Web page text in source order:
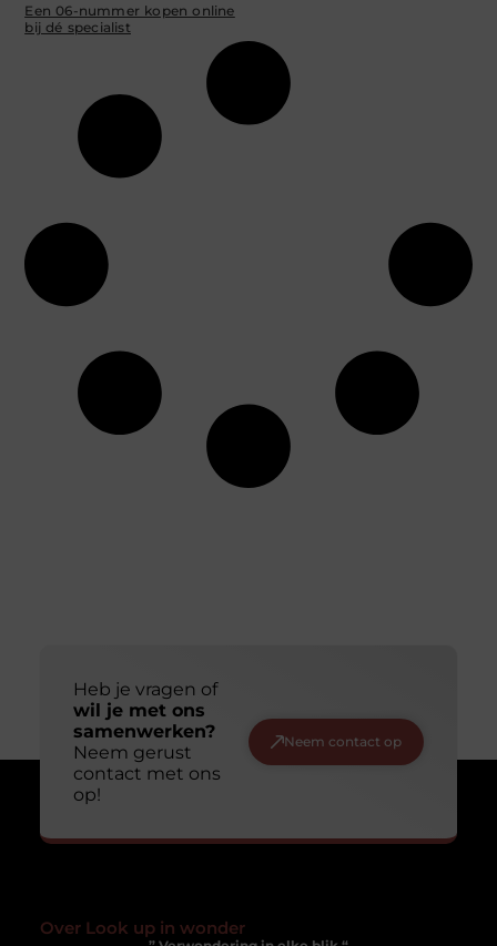
Een 06-nummer kopen online
bij dé specialist
Heb je vragen of
wil je met ons
samenwerken?
Neem gerust
contact met ons
op!
Neem contact op
Over Look up in wonder